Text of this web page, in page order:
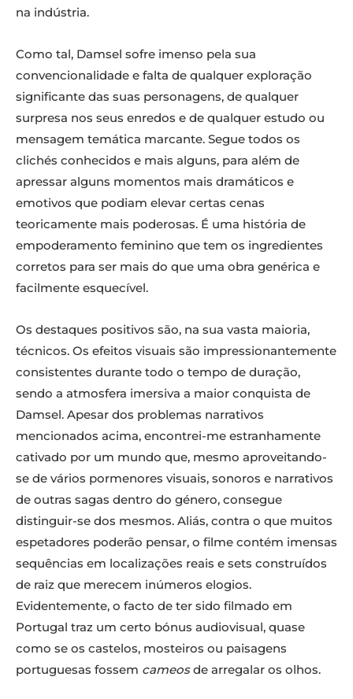
na indústria.
Como tal, Damsel sofre imenso pela sua
convencionalidade e falta de qualquer exploração
significante das suas personagens, de qualquer
surpresa nos seus enredos e de qualquer estudo ou
mensagem temática marcante. Segue todos os
clichés conhecidos e mais alguns, para além de
apressar alguns momentos mais dramáticos e
emotivos que podiam elevar certas cenas
teoricamente mais poderosas. É uma história de
empoderamento feminino que tem os ingredientes
corretos para ser mais do que uma obra genérica e
facilmente esquecível.
Os destaques positivos são, na sua vasta maioria,
técnicos. Os efeitos visuais são impressionantemente
consistentes durante todo o tempo de duração,
sendo a atmosfera imersiva a maior conquista de
Damsel. Apesar dos problemas narrativos
mencionados acima, encontrei-me estranhamente
cativado por um mundo que, mesmo aproveitando-
se de vários pormenores visuais, sonoros e narrativos
de outras sagas dentro do género, consegue
distinguir-se dos mesmos. Aliás, contra o que muitos
espetadores poderão pensar, o filme contém imensas
sequências em localizações reais e sets construídos
de raiz que merecem inúmeros elogios.
Evidentemente, o facto de ter sido filmado em
Portugal traz um certo bónus audiovisual, quase
como se os castelos, mosteiros ou paisagens
portuguesas fossem cameosde arregalar os olhos.